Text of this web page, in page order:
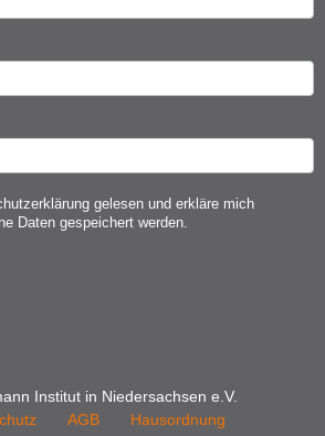
gelesen und erkläre mich
Daten gespeichert werden.
Institut in Niedersachsen e.V.
AGB Hausordnung